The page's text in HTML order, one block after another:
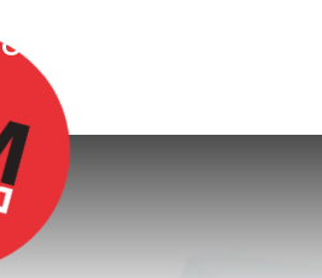
Over Omdenken